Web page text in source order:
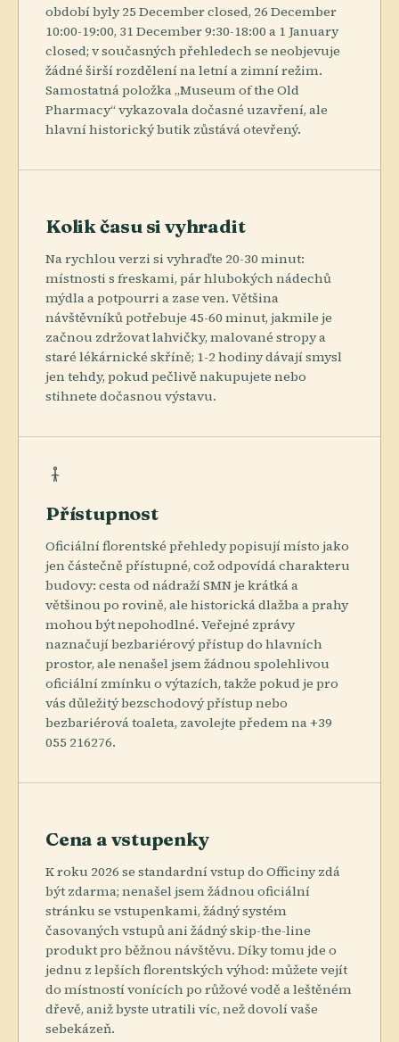
období byly 25 December closed, 26 December
10:00-19:00, 31 December 9:30-18:00 a 1 January
closed; v současných přehledech se neobjevuje
žádné širší rozdělení na letní a zimní režim.
Samostatná položka „Museum of the Old
Pharmacy“ vykazovala dočasné uzavření, ale
hlavní historický butik zůstává otevřený.
Kolik času si vyhradit
Na rychlou verzi si vyhraďte 20-30 minut:
místnosti s freskami, pár hlubokých nádechů
mýdla a potpourri a zase ven. Většina
návštěvníků potřebuje 45-60 minut, jakmile je
začnou zdržovat lahvičky, malované stropy a
staré lékárnické skříně; 1-2 hodiny dávají smysl
jen tehdy, pokud pečlivě nakupujete nebo
stihnete dočasnou výstavu.
Přístupnost
Oficiální florentské přehledy popisují místo jako
jen částečně přístupné, což odpovídá charakteru
budovy: cesta od nádraží SMN je krátká a
většinou po rovině, ale historická dlažba a prahy
mohou být nepohodlné. Veřejné zprávy
naznačují bezbariérový přístup do hlavních
prostor, ale nenašel jsem žádnou spolehlivou
oficiální zmínku o výtazích, takže pokud je pro
vás důležitý bezschodový přístup nebo
bezbariérová toaleta, zavolejte předem na +39
055 216276.
Cena a vstupenky
K roku 2026 se standardní vstup do Officiny zdá
být zdarma; nenašel jsem žádnou oficiální
stránku se vstupenkami, žádný systém
časovaných vstupů ani žádný skip-the-line
produkt pro běžnou návštěvu. Díky tomu jde o
jednu z lepších florentských výhod: můžete vejít
do místností vonících po růžové vodě a leštěném
dřevě, aniž byste utratili víc, než dovolí vaše
sebekázeň.